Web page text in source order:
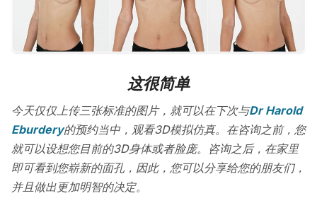
这很简单
今天仅仅上传三张标准的图片，就可以在下次与Dr Harold
Eburdery的预约当中，观看3D模拟仿真。在咨询之前，您
就可以设想您目前的3D身体或者脸庞。咨询之后，在家里
即可看到您崭新的面孔，因此，您可以分享给您的朋友们，
并且做出更加明智的决定。